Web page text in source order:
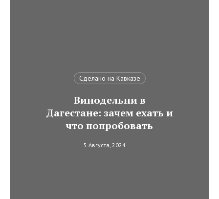
Сделано на Кавказе
Винодельни в
Дагестане: зачем ехать и
что попробовать
5 Августа, 2024